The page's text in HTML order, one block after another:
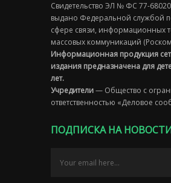
Свидетельство ЭЛ № ФС 77-
выдано Федеральной службой
сфере связи, информационных
массовых коммуникаций
Информационная продукция
издания предназначена для
лет.
Учредители— Общество с
ответственностью «Деловое
ПОДПИСКА НА